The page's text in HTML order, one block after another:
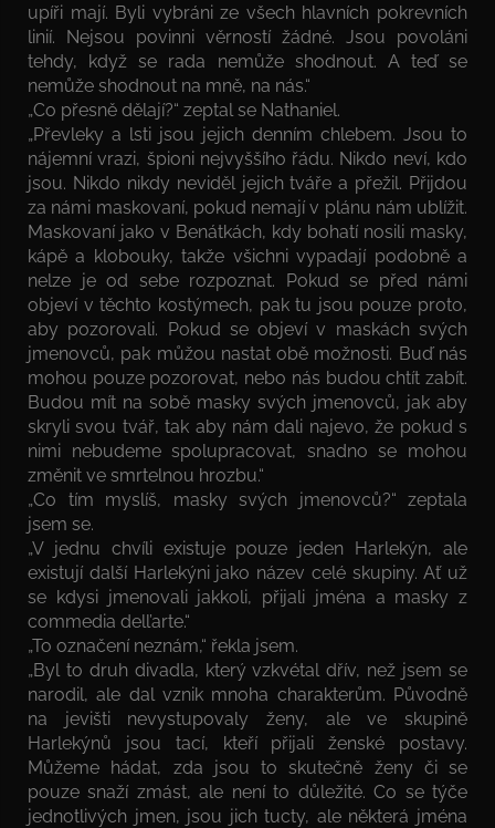
upíři mají. Byli vybráni ze všech hlavních pokrevních
linií. Nejsou povinni věrností žádné. Jsou povoláni
tehdy, když se rada nemůže shodnout. A teď se
nemůže shodnout na mně, na nás.“
„Co přesně dělají?“ zeptal se Nathaniel.
„Převleky a lsti jsou jejich denním chlebem. Jsou to
nájemní vrazi, špioni nejvyššího řádu. Nikdo neví, kdo
jsou. Nikdo nikdy neviděl jejich tváře a přežil. Přijdou
za námi maskovaní, pokud nemají v plánu nám ublížit.
Maskovaní jako v Benátkách, kdy bohatí nosili masky,
kápě a klobouky, takže všichni vypadají podobně a
nelze je od sebe rozpoznat. Pokud se před námi
objeví v těchto kostýmech, pak tu jsou pouze proto,
aby pozorovali. Pokud se objeví v maskách svých
jmenovců, pak můžou nastat obě možnosti. Buď nás
mohou pouze pozorovat, nebo nás budou chtít zabít.
Budou mít na sobě masky svých jmenovců, jak aby
skryli svou tvář, tak aby nám dali najevo, že pokud s
nimi nebudeme spolupracovat, snadno se mohou
změnit ve smrtelnou hrozbu.“
„Co tím myslíš, masky svých jmenovců?“ zeptala
jsem se.
„V jednu chvíli existuje pouze jeden Harlekýn, ale
existují další Harlekýni jako název celé skupiny. Ať už
se kdysi jmenovali jakkoli, přijali jména a masky z
commedia dell’arte.“
„To označení neznám,“ řekla jsem.
„Byl to druh divadla, který vzkvétal dřív, než jsem se
narodil, ale dal vznik mnoha charakterům. Původně
na jevišti nevystupovaly ženy, ale ve skupině
Harlekýnů jsou tací, kteří přijali ženské postavy.
Můžeme hádat, zda jsou to skutečně ženy či se
pouze snaží zmást, ale není to důležité. Co se týče
jednotlivých jmen, jsou jich tucty, ale některá jména